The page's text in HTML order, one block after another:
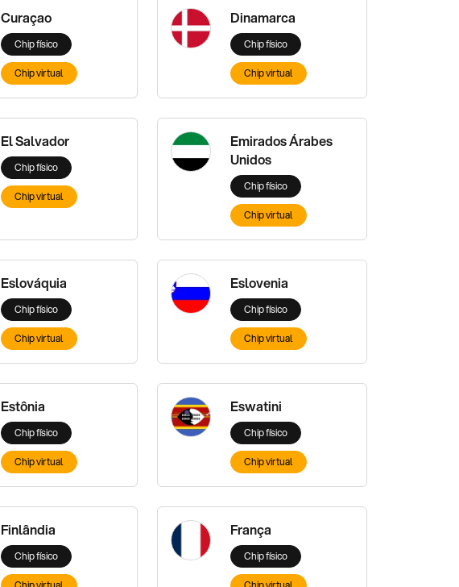
Curaçao
Chip físico
Chip virtual
Dinamarca
Chip físico
Chip virtual
El Salvador
Chip físico
Chip virtual
Emirados Árabes
Unidos
Chip físico
Chip virtual
Eslováquia
Chip físico
Chip virtual
Eslovenia
Chip físico
Chip virtual
Estônia
Chip físico
Chip virtual
Eswatini
Chip físico
Chip virtual
Finlândia
Chip físico
França
Chip físico